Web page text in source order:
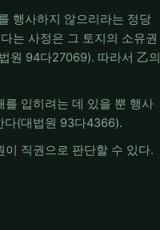
행사하지 않으리라는 정당
는 사정은 그 토지의 소유권
원 94다27069). 따라서 乙의
입히려는 데 있을 뿐 행사
다(대법원 93다4366).
직권으로 판단할 수 있다.